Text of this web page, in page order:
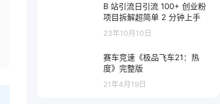
B 站引流日引流 100+ 创业粉
项目拆解超简单 2 分钟上手
23年10月10日
赛车竞速《极品飞车21：热
度》完整版
21年4月19日